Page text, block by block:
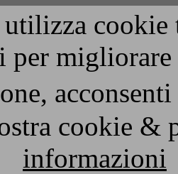
utilizza
per
cookie &
informazioni